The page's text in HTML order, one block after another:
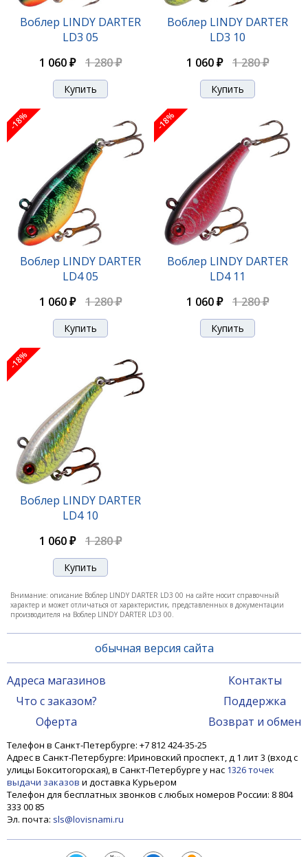
Воблер LINDY DARTER
LD3 05
1 060 ₽
1 280 ₽
Воблер LINDY DARTER
LD3 10
1 060 ₽
1 280 ₽
-18%
Воблер LINDY DARTER
LD4 05
1 060 ₽
1 280 ₽
-18%
Воблер LINDY DARTER
LD4 11
1 060 ₽
1 280 ₽
-18%
Воблер LINDY DARTER
LD4 10
1 060 ₽
1 280 ₽
Внимание: описание Воблер LINDY DARTER LD3 00 на сайте носит справочный
характер и может отличаться от характеристик, представленных в документации
производителя на Воблер LINDY DARTER LD3 00.
обычная версия сайта
Адреса магазинов
Что с заказом?
Оферта
Контакты
Поддержка
Возврат и обмен
Телефон в Санкт-Петербурге: +7 812 424-35-25
Адрес в Санкт-Петербурге: Ириновский проспект, д 1 лит 3 (вход с
улицы Бокситогорская), в Санкт-Петербурге у нас 1326 точек
выдачи заказов и доставка Курьером
Телефон для бесплатных звонков с любых номеров России: 8 804
333 00 85
Эл. почта: sls@lovisnami.ru